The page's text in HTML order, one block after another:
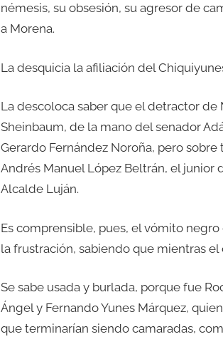
némesis, su obsesión, su agresor de
a Morena.
La desquicia la afiliación del
La descoloca saber que el detractor
Sheinbaum, de la mano del senador
Gerardo Fernández Noroña, pero
Andrés Manuel López Beltrán, el junior
Alcalde Luján.
Es comprensible, pues, el vómito
la frustración, sabiendo que mientras
Se sabe usada y burlada, porque fue
Ángel y Fernando Yunes Márquez,
que terminarían siendo camaradas,